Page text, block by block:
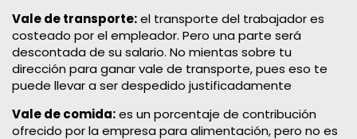
Vale de transporte:el transporte del trabajador es
costeado por el empleador. Pero una parte será
descontada de su salario. No mientas sobre tu
dirección para ganar vale de transporte, pues eso te
puede llevar a ser despedido justificadamente
Vale de comida:es un porcentaje de contribución
ofrecido por la empresa para alimentación, pero no es